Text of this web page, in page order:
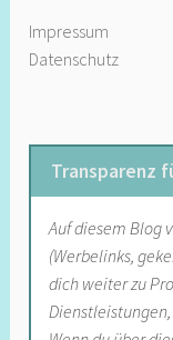
Impressum
Datenschutz
Transparenz
Auf diesem Blog
(Werbelinks,
dich weiter zu